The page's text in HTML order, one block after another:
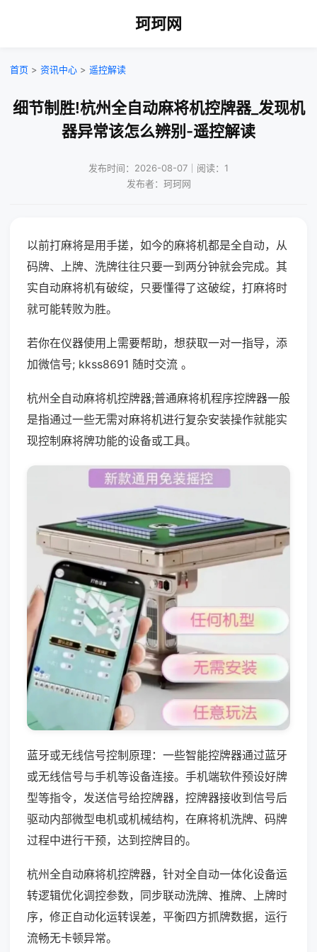
珂珂网
首页 > 资讯中心 > 遥控解读
细节制胜!杭州全自动麻将机控牌器_发现机
器异常该怎么辨别-遥控解读
发布时间：2026-08-07｜阅读：1
发布者：珂珂网
以前打麻将是用手搓，如今的麻将机都是全自动，从
码牌、上牌、洗牌往往只要一到两分钟就会完成。其
实自动麻将机有破绽，只要懂得了这破绽，打麻将时
就可能转败为胜。
若你在仪器使用上需要帮助，想获取一对一指导，添
加微信号; kkss8691 随时交流 。
杭州全自动麻将机控牌器;普通麻将机程序控牌器一般
是指通过一些无需对麻将机进行复杂安装操作就能实
现控制麻将牌功能的设备或工具。
蓝牙或无线信号控制原理：一些智能控牌器通过蓝牙
或无线信号与手机等设备连接。手机端软件预设好牌
型等指令，发送信号给控牌器，控牌器接收到信号后
驱动内部微型电机或机械结构，在麻将机洗牌、码牌
过程中进行干预，达到控牌目的。
杭州全自动麻将机控牌器，针对全自动一体化设备运
转逻辑优化调控参数，同步联动洗牌、推牌、上牌时
序，修正自动化运转误差，平衡四方抓牌数据，运行
流畅无卡顿异常。